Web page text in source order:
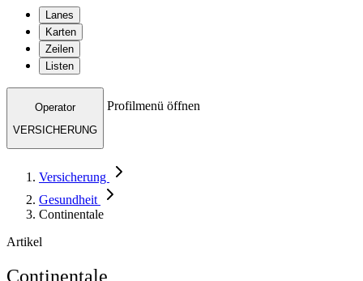
Lanes
Karten
Zeilen
Listen
Operator
VERSICHERUNG
Profilmenü öffnen
Versicherung
Gesundheit
Continentale
Artikel
Continentale